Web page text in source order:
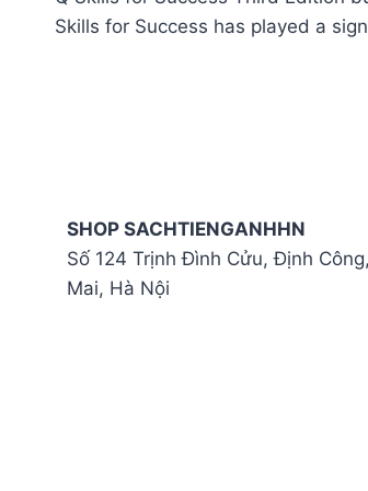
Skills for Success has played a
SHOP SACHTIENGANHHN
Số 124 Trịnh Đình Cửu, Định
Mai, Hà Nội